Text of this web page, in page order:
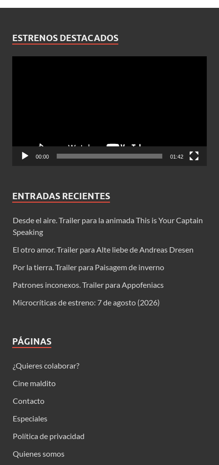
ESTRENOS DESTACADOS
00:00 01:42
ENTRADAS RECIENTES
Desde el aire. Trailer para la animada This is Your Captain
Speaking
El otro amor. Trailer para Alte liebe de Andreas Dresen
Por la tierra. Trailer para Paisagem de inverno
Patrones inconexos. Trailer para Appofeniacs
Microcríticas de estreno: 7 de agosto (2026)
PÁGINAS
¿Quieres colaborar?
Cine maldito
Contacto
Especiales
Política de privacidad
Quienes somos